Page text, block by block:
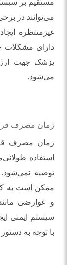
مستقیم بر
می‌توانند در
غیرمنتظره
دارای مشکلات
پزشک جهت
می‌شود.
زمان مصرف
زمان مصرف
استفاده
توصیه نمی‌شود.
ممکن است به
و عوارضی
سیستم ایمنی
با توجه به